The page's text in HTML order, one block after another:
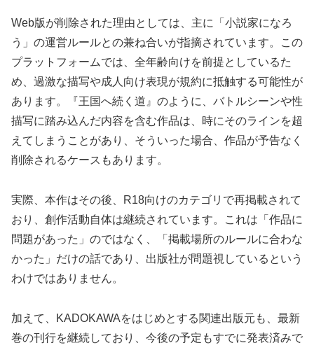
Web版が削除された理由としては、主に「小説家になろ
う」の運営ルールとの兼ね合いが指摘されています。この
プラットフォームでは、全年齢向けを前提としているた
め、過激な描写や成人向け表現が規約に抵触する可能性が
あります。『王国へ続く道』のように、バトルシーンや性
描写に踏み込んだ内容を含む作品は、時にそのラインを超
えてしまうことがあり、そういった場合、作品が予告なく
削除されるケースもあります。
実際、本作はその後、R18向けのカテゴリで再掲載されて
おり、創作活動自体は継続されています。これは「作品に
問題があった」のではなく、「掲載場所のルールに合わな
かった」だけの話であり、出版社が問題視しているという
わけではありません。
加えて、KADOKAWAをはじめとする関連出版元も、最新
巻の刊行を継続しており、今後の予定もすでに発表済みで